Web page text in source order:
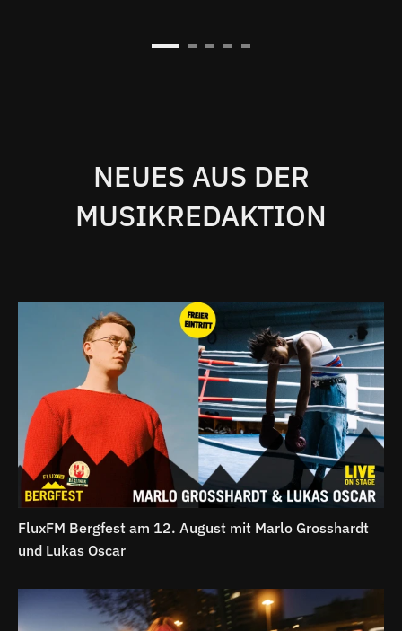
NEUES AUS DER
MUSIKREDAKTION
FluxFM Bergfest am 12. August mit Marlo Grosshardt
und Lukas Oscar